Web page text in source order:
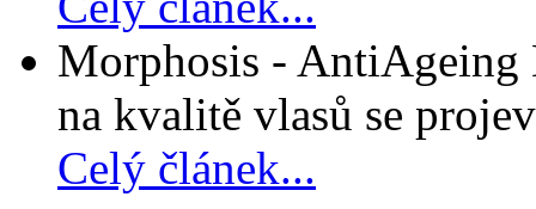
Morphosis - AntiAgeing
na kvalitě vlasů se
Celý článek...